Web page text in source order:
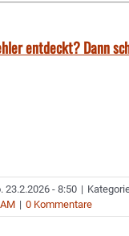
entdeckt? Dann
23.2.2026 - 8:50 |
| 0 Kommentare